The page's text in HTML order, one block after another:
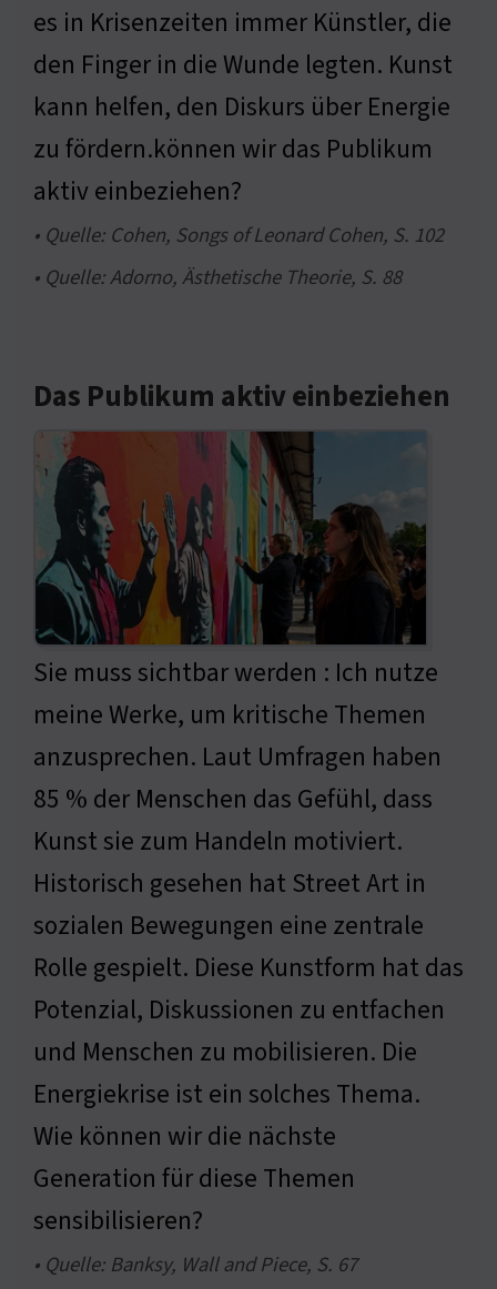
es in Krisenzeiten immer Künstler, die
den Finger in die Wunde legten. Kunst
kann helfen, den Diskurs über Energie
zu fördern.können wir das Publikum
aktiv einbeziehen?
• Quelle: Cohen, Songs of Leonard Cohen, S. 102
• Quelle: Adorno, Ästhetische Theorie, S. 88
Das Publikum aktiv einbeziehen
Sie muss sichtbar werden : Ich nutze
meine Werke, um kritische Themen
anzusprechen. Laut Umfragen haben
85 % der Menschen das Gefühl, dass
Kunst sie zum Handeln motiviert.
Historisch gesehen hat Street Art in
sozialen Bewegungen eine zentrale
Rolle gespielt. Diese Kunstform hat das
Potenzial, Diskussionen zu entfachen
und Menschen zu mobilisieren. Die
Energiekrise ist ein solches Thema.
Wie können wir die nächste
Generation für diese Themen
sensibilisieren?
• Quelle: Banksy, Wall and Piece, S. 67